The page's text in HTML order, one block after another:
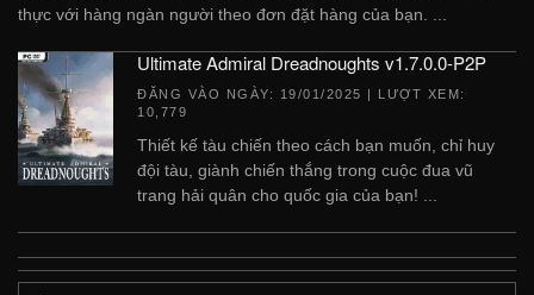
thực với hàng ngàn người theo đơn đặt hàng của bạn. ...
Ultimate Admiral Dreadnoughts v1.7.0.0-P2P
ĐĂNG VÀO NGÀY: 19/01/2025 | LƯỢT XEM:
10,779
Thiết kế tàu chiến theo cách bạn muốn, chỉ huy
đội tàu, giành chiến thắng trong cuộc đua vũ
trang hải quân cho quốc gia của bạn! ...